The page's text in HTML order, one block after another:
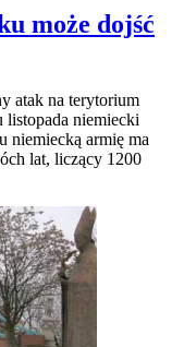
może dojść
atak na terytorium
listopada niemiecki
niemiecką armię ma
lat, liczący 1200